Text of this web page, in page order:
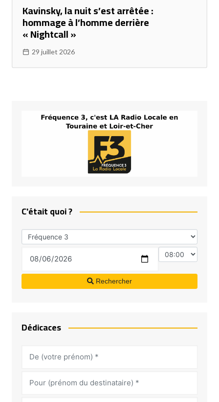
Kavinsky, la nuit s’est arrêtée :
hommage à l’homme derrière
« Nightcall »
29 juillet 2026
C'était quoi ?
Rechercher
Dédicaces